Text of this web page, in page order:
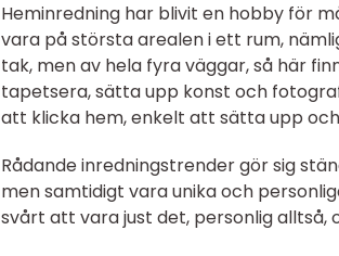
Heminredning har blivit en hobby för
vara på största arealen i ett rum,
tak, men av hela fyra väggar, så här
tapetsera, sätta upp konst och
att klicka hem, enkelt att sätta upp
Rådande inredningstrender gör sig
men samtidigt vara unika och
svårt att vara just det, personlig alltså,